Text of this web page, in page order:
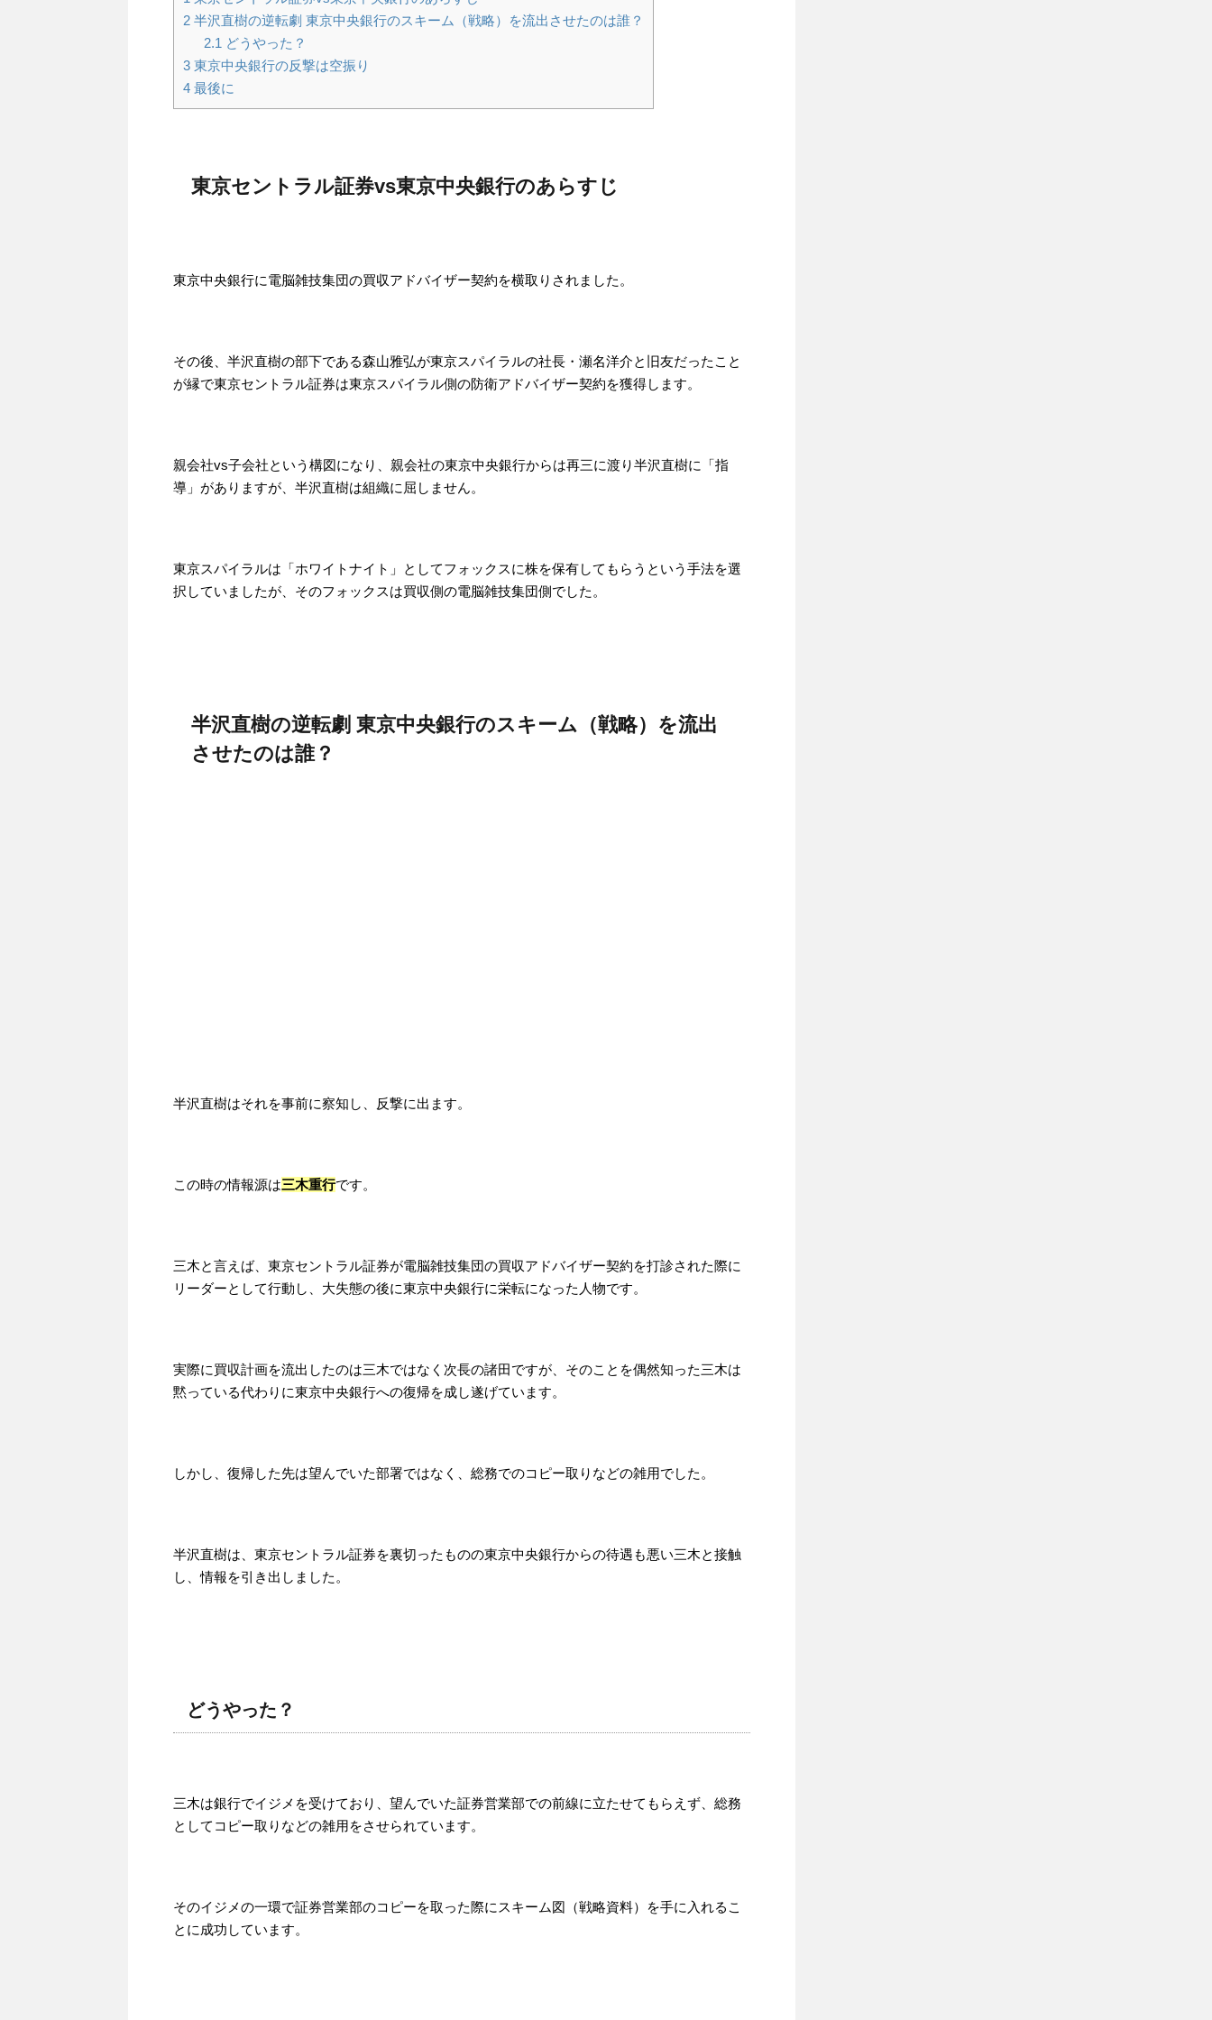
2 半沢直樹の逆転劇 東京中央銀行のスキーム（戦略）を流出させたのは誰？
2.1 どうやった？
3 東京中央銀行の反撃は空振り
4 最後に
東京セントラル証券vs東京中央銀行のあらすじ
東京中央銀行に電脳雑技集団の買収アドバイザー契約を横取りされました。
その後、半沢直樹の部下である森山雅弘が東京スパイラルの社長・瀬名洋介と旧友だったこと
が縁で東京セントラル証券は東京スパイラル側の防衛アドバイザー契約を獲得します。
親会社vs子会社という構図になり、親会社の東京中央銀行からは再三に渡り半沢直樹に「指
導」がありますが、半沢直樹は組織に屈しません。
東京スパイラルは「ホワイトナイト」としてフォックスに株を保有してもらうという手法を選
択していましたが、そのフォックスは買収側の電脳雑技集団側でした。
半沢直樹の逆転劇 東京中央銀行のスキーム（戦略）を流出
させたのは誰？
半沢直樹はそれを事前に察知し、反撃に出ます。
この時の情報源は三木重行です。
三木と言えば、東京セントラル証券が電脳雑技集団の買収アドバイザー契約を打診された際に
リーダーとして行動し、大失態の後に東京中央銀行に栄転になった人物です。
実際に買収計画を流出したのは三木ではなく次長の諸田ですが、そのことを偶然知った三木は
黙っている代わりに東京中央銀行への復帰を成し遂げています。
しかし、復帰した先は望んでいた部署ではなく、総務でのコピー取りなどの雑用でした。
半沢直樹は、東京セントラル証券を裏切ったものの東京中央銀行からの待遇も悪い三木と接触
し、情報を引き出しました。
どうやった？
三木は銀行でイジメを受けており、望んでいた証券営業部での前線に立たせてもらえず、総務
としてコピー取りなどの雑用をさせられています。
そのイジメの一環で証券営業部のコピーを取った際にスキーム図（戦略資料）を手に入れるこ
とに成功しています。